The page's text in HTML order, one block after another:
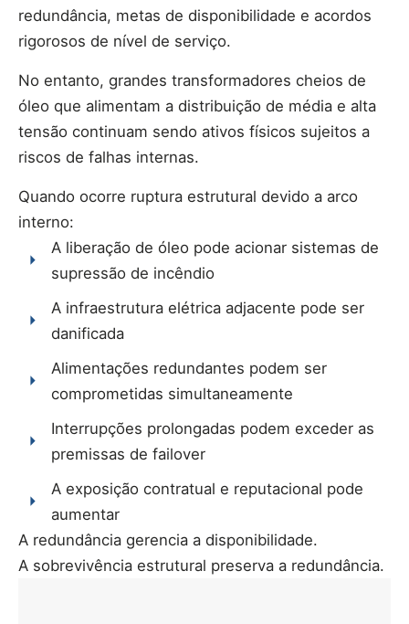
redundância, metas de disponibilidade e acordos
rigorosos de nível de serviço.
No entanto, grandes transformadores cheios de
óleo que alimentam a distribuição de média e alta
tensão continuam sendo ativos físicos sujeitos a
riscos de falhas internas.
Quando ocorre ruptura estrutural devido a arco
interno:
A liberação de óleo pode acionar sistemas de
supressão de incêndio
A infraestrutura elétrica adjacente pode ser
danificada
Alimentações redundantes podem ser
comprometidas simultaneamente
Interrupções prolongadas podem exceder as
premissas de failover
A exposição contratual e reputacional pode
aumentar
A redundância gerencia a disponibilidade.
A sobrevivência estrutural preserva a redundância.